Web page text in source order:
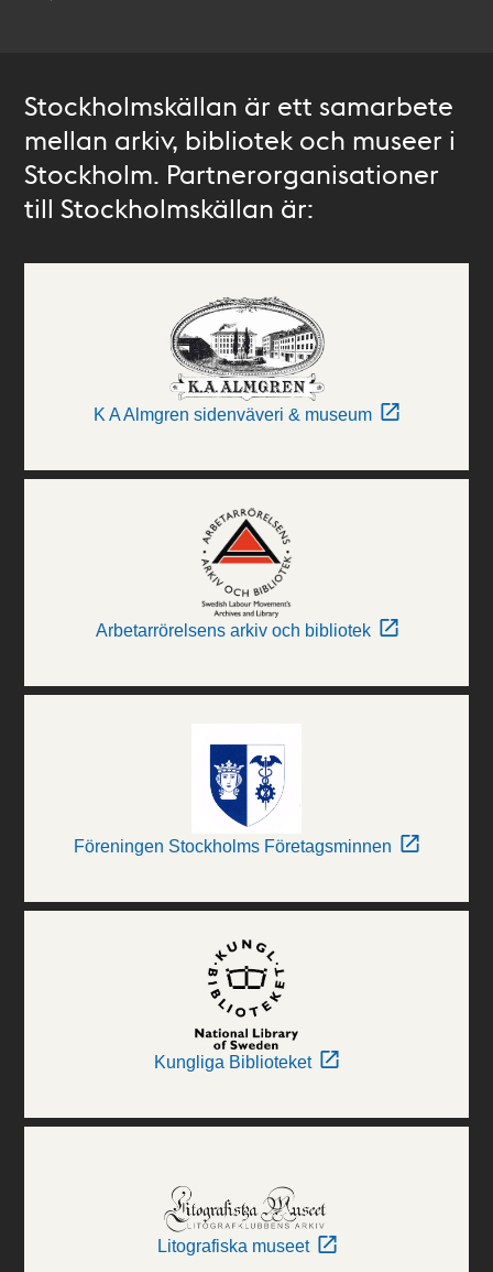
Stockholmskällan är ett samarbete
mellan arkiv, bibliotek och museer i
Stockholm. Partnerorganisationer
till Stockholmskällan är:
K A Almgren sidenväveri & museum
Arbetarrörelsens arkiv och bibliotek
Föreningen Stockholms Företagsminnen
Kungliga Biblioteket
Litografiska museet